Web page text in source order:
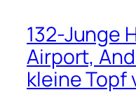
132-Junge
Airport,
kleine Topf